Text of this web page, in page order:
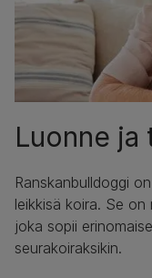
Luonne ja
Ranskanbulldoggi
leikkisä koira. Se
joka sopii
seurakoiraksikin.